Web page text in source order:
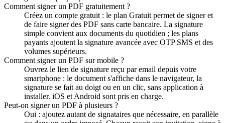
Comment signer un PDF gratuitement ?
Créez un compte gratuit : le plan Gratuit permet de signer et
de faire signer des PDF sans carte bancaire. La signature
simple convient aux documents du quotidien ; les plans
payants ajoutent la signature avancée avec OTP SMS et des
volumes supérieurs.
Comment signer un PDF sur mobile ?
Ouvrez le lien de signature reçu par email depuis votre
smartphone : le document s'affiche dans le navigateur, la
signature se fait au doigt ou en un clic, sans application à
installer. iOS et Android sont pris en charge.
Peut-on signer un PDF à plusieurs ?
Oui : ajoutez autant de signataires que nécessaire, en parallèle